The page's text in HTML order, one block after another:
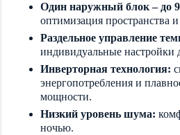
Один наружный блок – до
оптимизация пространства
Раздельное управление
индивидуальные настройки
Инверторная технология:
энергопотребления и
мощности.
Низкий уровень шума:
ночью.